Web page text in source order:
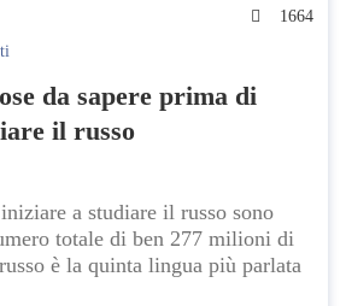
1664
da sapere prima di
il russo
a studiare il russo sono
totale di ben 277 milioni di
è la quinta lingua più parlata